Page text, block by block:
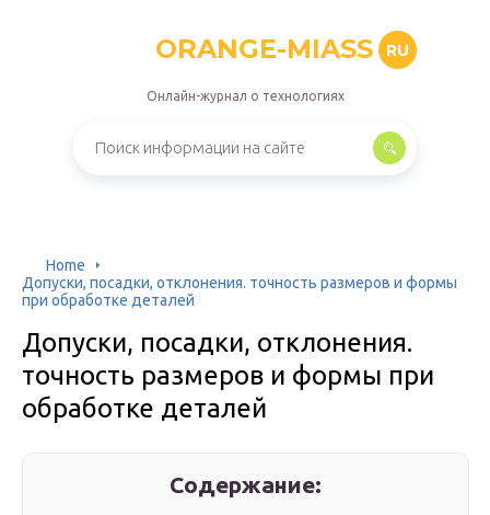
ORANGE-MIASS RU
Онлайн-журнал о технологиях
Home
Допуски, посадки, отклонения. точность размеров и формы
при обработке деталей
Допуски, посадки, отклонения.
точность размеров и формы при
обработке деталей
Содержание: